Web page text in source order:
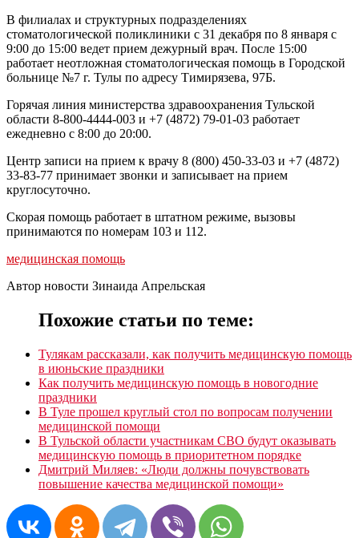
В филиалах и структурных подразделениях
стоматологической поликлиники с 31 декабря по 8 января с
9:00 до 15:00 ведет прием дежурный врач. После 15:00
работает неотложная стоматологическая помощь в Городской
больнице №7 г. Тулы по адресу Тимирязева, 97Б.
Горячая линия министерства здравоохранения Тульской
области 8-800-4444-003 и +7 (4872) 79-01-03 работает
ежедневно с 8:00 до 20:00.
Центр записи на прием к врачу 8 (800) 450-33-03 и +7 (4872)
33-83-77 принимает звонки и записывает на прием
круглосуточно.
Скорая помощь работает в штатном режиме, вызовы
принимаются по номерам 103 и 112.
медицинская помощь
Автор новости Зинаида Апрельская
Похожие статьи по теме:
Тулякам рассказали, как получить медицинскую помощь
в июньские праздники
Как получить медицинскую помощь в новогодние
праздники
В Туле прошел круглый стол по вопросам получении
медицинской помощи
В Тульской области участникам СВО будут оказывать
медицинскую помощь в приоритетном порядке
Дмитрий Миляев: «Люди должны почувствовать
повышение качества медицинской помощи»